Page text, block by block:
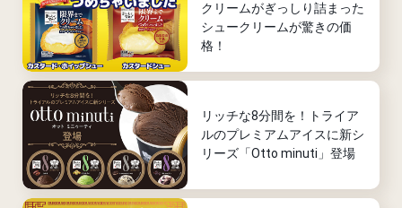
クリームがぎっしり詰まった
シュークリームが驚きの価
格！
リッチな8分間を！トライア
ルのプレミアムアイスに新シ
リーズ「Otto minuti」登場